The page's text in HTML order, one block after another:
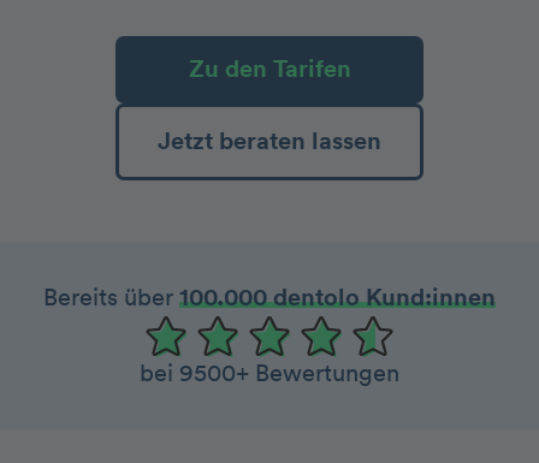
Zu den Tarifen
Jetzt beraten lassen
Bereits über 100.000 dentolo Kund:innen
bei 9500+ Bewertungen